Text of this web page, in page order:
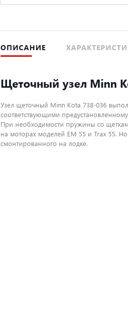
ОПИСАНИЕ
Щеточный узел Minn
Узел щеточный Minn Kota 738-036
соответствующими
При необходимости пружины со
на моторах моделей ЕМ 55 и Trax 55.
смонтированного на лодке.